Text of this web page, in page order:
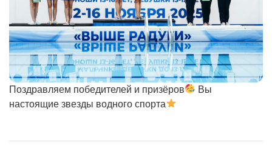
Поздравляем победителей и призёров
Вы
настоящие звезды водного спорта